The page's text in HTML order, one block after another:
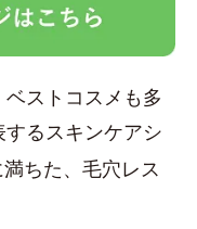
ベストコスメも多
るスキンケアシ
満ちた、毛穴レス